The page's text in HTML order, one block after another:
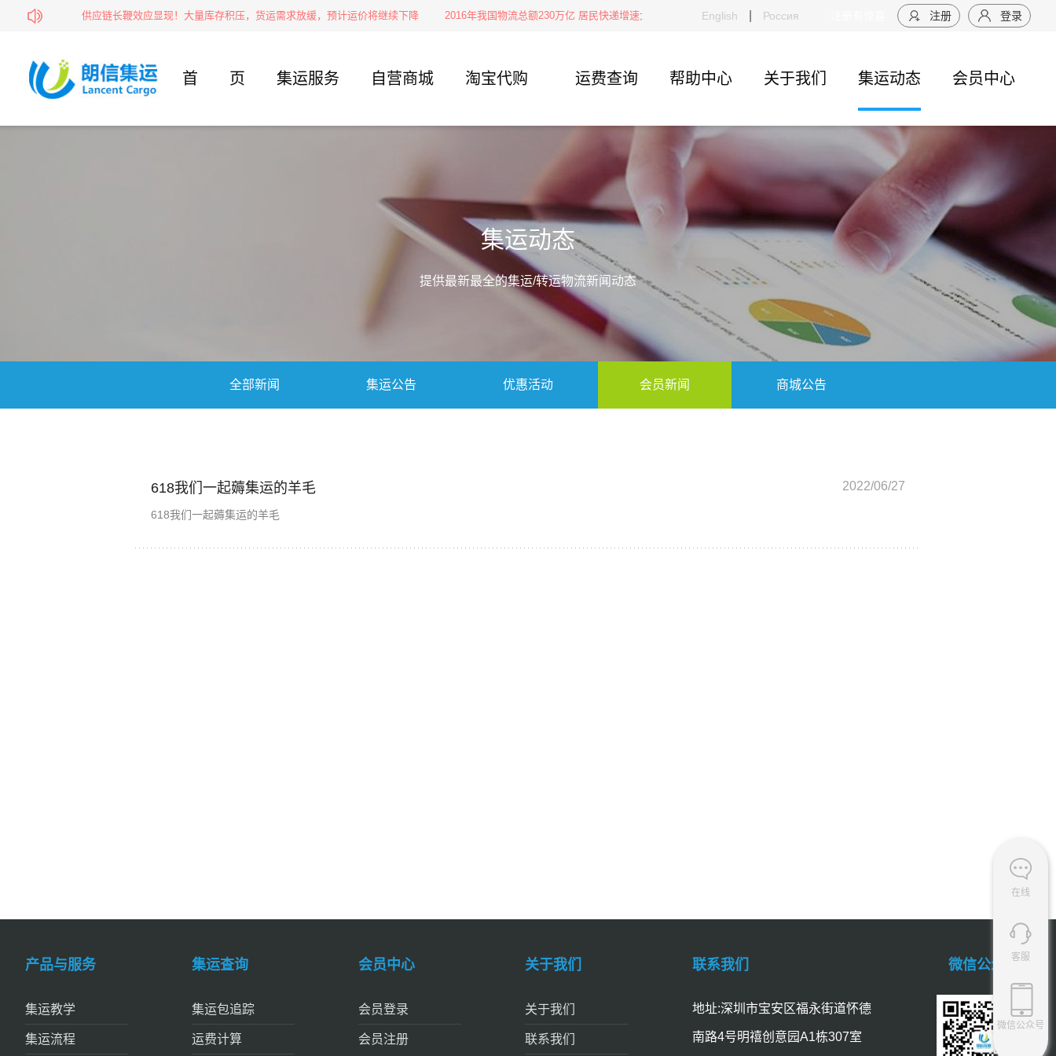
邮寄？ 供应链长鞭效应显现！大量库存积压，货运需求放缓，预计运价将继续下降 2016年我国物流总额230万亿 居民快递增速大涨 【空运】中远海运物流供应链空运物流分公司，开通“山东威海-日本东京”周班航线
English Россия 注册 登录
首页 集运服务 自营商城 淘宝代购 运费查询 帮助中心 关于我们 集运动态 会员中心
集运动态
提供最新最全的集运/转运物流新闻动态
全部新闻 集运公告 优惠活动 会员新闻 商城公告
618我们一起薅集运的羊毛 2022/06/27
618我们一起薅集运的羊毛
产品与服务
集运教学
集运流程
集运查询
集运包追踪
运费计算
会员中心
会员登录
会员注册
关于我们
关于我们
联系我们
联系我们
地址:深圳市宝安区福永街道怀德
南路4号明禧创意园A1栋307室
微信公众号
在线
客服
微信公众号